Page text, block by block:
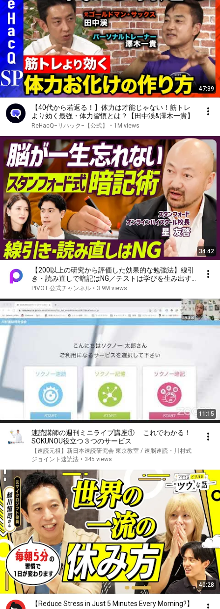
47:39
【40代から若返る！】体力は才能じゃない！筋トレ
より効く最強・体力習慣とは？【田中渓&澤木一貴】
ReHacQ−リハック−【公式】 • 1M views
34:42
【200以上の研究から評価した効果的な勉強法】線引
き・読み直しで暗記はNG／テストは学びを生み出す
道具である／スタンフォード・星友啓氏が解説
PIVOT 公式チャンネル • 3.9M views
11:15
速読講師の週刊ミニライブ講座① これでわかる！
SOKUNOU役立つ３つのサービス
【速読元祖】新日本速読研究会 東京教室 / 速脳速読・川村式
ジョイント速読法 • 345 views
40:28
【Reduce Stress in Just 5 Minutes Every Morning?】